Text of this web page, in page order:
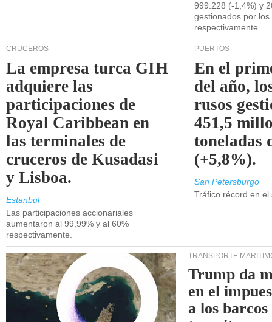
999.228 (-1,4%) y
gestionados por
respectivamente.
CRUCEROS
La empresa turca GIH
adquiere las
participaciones de
Royal Caribbean en
las terminales de
cruceros de Kusadasi
y Lisboa.
Estanbul
Las participaciones accionariales
aumentaron al 99,99% y al 60%
respectivamente.
PUERTOS
En el
del año,
rusos
451,5
toneladas
(+5,8%).
San Petersburgo
Tráfico récord en
TRANSPORTE
Trump da
en el
a los barcos